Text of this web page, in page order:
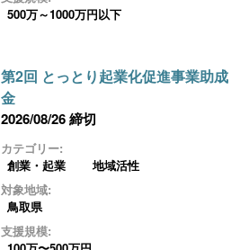
500万～1000万円以下
第2回 とっとり起業化促進事業助成
金
2026/08/26 締切
カテゴリー:
創業・起業
地域活性
対象地域:
鳥取県
支援規模: